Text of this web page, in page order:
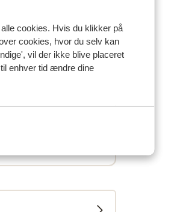
cookies. Hvis du klikker på
cookies, hvor du selv kan
vil der ikke blive placeret
enhver tid ændre dine
90 kilometer
ca. 100 meter
100 meter
100 meter